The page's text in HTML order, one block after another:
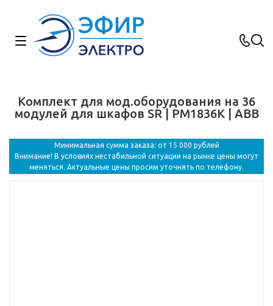
Комплект для мод.оборудования на 36
модулей для шкафов SR | PM1836K | ABB
Минимальная сумма заказа: от 15 000 рублей
Внимание! В условиях нестабильной ситуации на рынке цены могут
меняться. Актуальные цены просим уточнять по телефону.